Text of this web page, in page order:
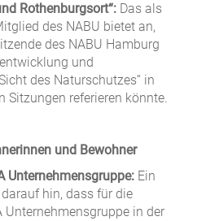
Rothenburgsort“: Das als
des NABU bietet an,
des NABU Hamburg
und
des Naturschutzes“ in
Sitzungen referieren könnte.
und Bewohner
Unternehmensgruppe: Ein
hin, dass für die
Unternehmensgruppe in der